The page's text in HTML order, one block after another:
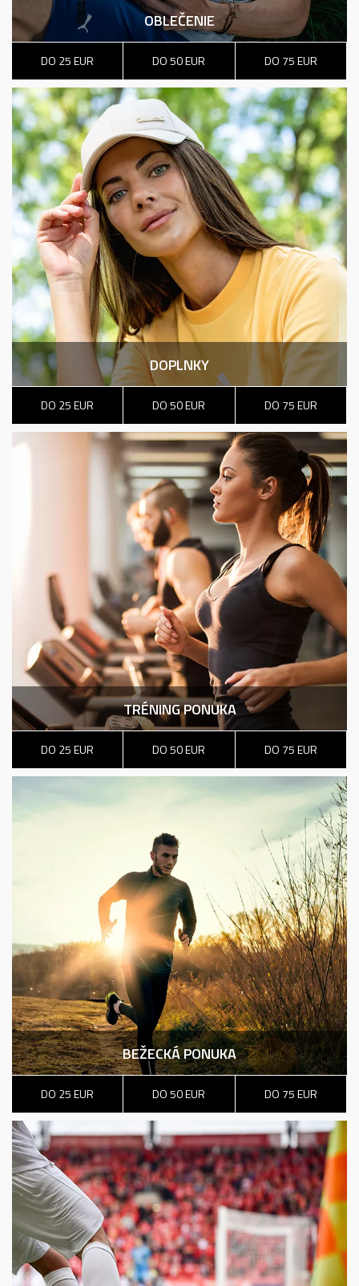
OBLEČENIE
DO 25 EUR DO 50 EUR DO 75 EUR
DOPLNKY
DO 25 EUR DO 50 EUR DO 75 EUR
TRÉNING PONUKA
DO 25 EUR DO 50 EUR DO 75 EUR
BEŽECKÁ PONUKA
DO 25 EUR DO 50 EUR DO 75 EUR